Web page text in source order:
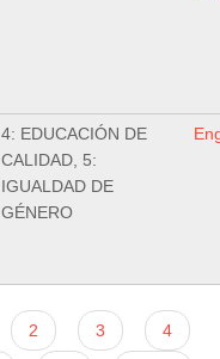
4: EDUCACIÓN DE
CALIDAD, 5:
IGUALDAD DE
GÉNERO
2 3 4